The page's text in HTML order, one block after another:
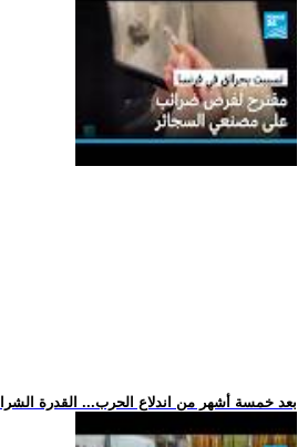
.. بعد خمسة أشهر من اندلاع الحرب... القدرة